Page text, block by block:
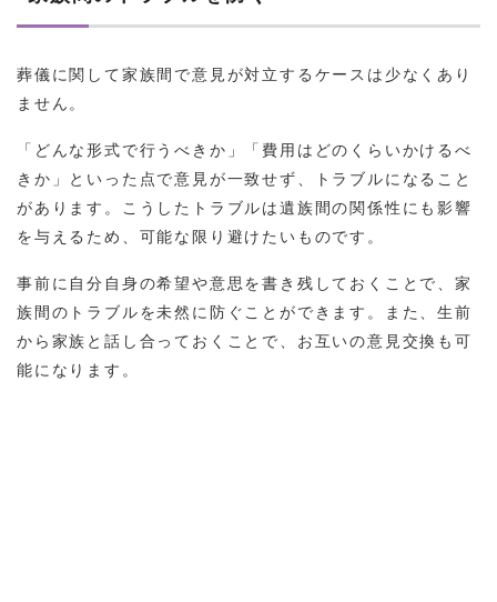
葬儀に関して家族間で意見が対立するケースは少なくあり
ません。
「どんな形式で行うべきか」「費用はどのくらいかけるべ
きか」といった点で意見が一致せず、トラブルになること
があります。こうしたトラブルは遺族間の関係性にも影響
を与えるため、可能な限り避けたいものです。
事前に自分自身の希望や意思を書き残しておくことで、家
族間のトラブルを未然に防ぐことができます。また、生前
から家族と話し合っておくことで、お互いの意見交換も可
能になります。